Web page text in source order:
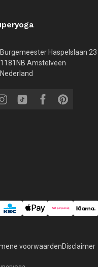
Burgemeester Haspelslaan 23
1181NB Amstelveen
Nederland
voorwaardenDisclaimer